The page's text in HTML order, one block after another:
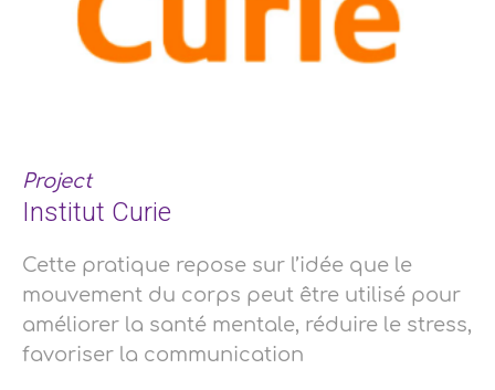
Project
Institut Curie
Cette pratique repose sur l’idée que le
mouvement du corps peut être utilisé pour
améliorer la santé mentale, réduire le stress,
favoriser la communication